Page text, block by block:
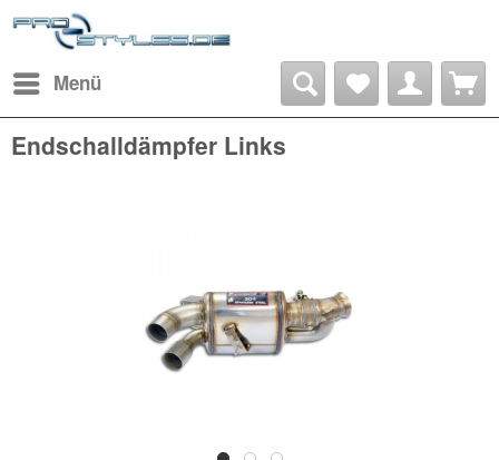
Menü
Endschalldämpfer Links